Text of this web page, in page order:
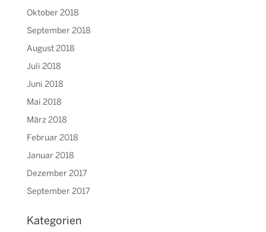
Oktober 2018
September 2018
August 2018
Juli 2018
Juni 2018
Mai 2018
März 2018
Februar 2018
Januar 2018
Dezember 2017
September 2017
Kategorien